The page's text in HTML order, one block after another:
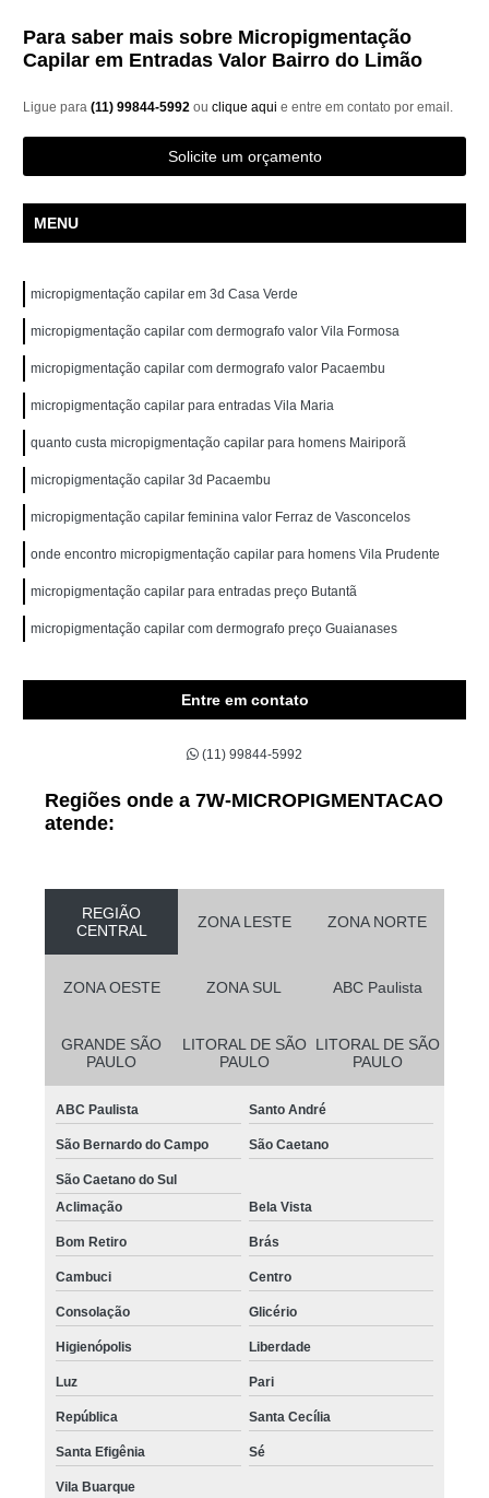
Para saber mais sobre Micropigmentação
Capilar em Entradas Valor Bairro do Limão
Ligue para(11) 99844-5992ouclique aqui e entre em contato por email.
Solicite um orçamento
MENU
micropigmentação capilar em 3d Casa Verde
micropigmentação capilar com dermografo valor Vila Formosa
micropigmentação capilar com dermografo valor Pacaembu
micropigmentação capilar para entradas Vila Maria
quanto custa micropigmentação capilar para homens Mairiporã
micropigmentação capilar 3d Pacaembu
micropigmentação capilar feminina valor Ferraz de Vasconcelos
onde encontro micropigmentação capilar para homens Vila Prudente
micropigmentação capilar para entradas preço Butantã
micropigmentação capilar com dermografo preço Guaianases
Entre em contato
(11) 99844-5992
Regiões onde a 7W-MICROPIGMENTACAO
atende:
REGIÃO
CENTRAL
ZONA LESTE ZONA NORTE
ZONA OESTE ZONA SUL ABC Paulista
GRANDE SÃO
PAULO
LITORAL DE SÃO
PAULO
LITORAL DE SÃO
PAULO
ABC Paulista Santo André
São Bernardo do Campo São Caetano
São Caetano do Sul
Aclimação
Bela Vista
Bom Retiro Brás
Cambuci Centro
Consolação Glicério
Higienópolis Liberdade
Luz Pari
República Santa Cecília
Santa Efigênia Sé
Vila Buarque